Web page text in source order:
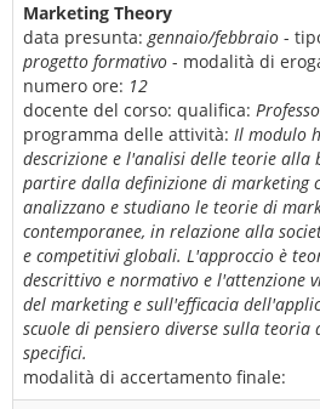
Marketing Theory
data presunta:gennaio/febbraio -
progetto formativo - modalità di
numero ore: 12
docente del corso: qualifica:
programma delle attività: Il modulo
descrizione e l'analisi delle teorie alla
partire dalla definizione di marketing
analizzano e studiano le teorie di
contemporanee, in relazione alla
e competitivi globali. L'approccio è
descrittivo e normativo e l'attenzione
del marketing e sull'efficacia
scuole di pensiero diverse sulla
specifici.
modalità di accertamento finale: